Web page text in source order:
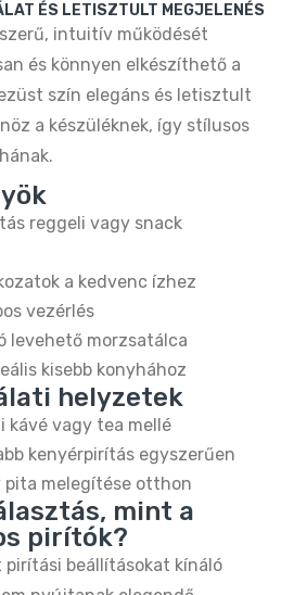
ÉS LETISZTULT MEGJELENÉS
intuitív működését
és könnyen elkészíthető a
szín elegáns és letisztult
a készüléknek, így stílusos
reggeli vagy snack
a kedvenc ízhez
vezérlés
levehető morzsatálca
kisebb konyhához
helyzetek
kávé vagy tea mellé
kenyérpirítás egyszerűen
pita melegítése otthon
mint a
pirítók?
pirítási beállításokat kínáló